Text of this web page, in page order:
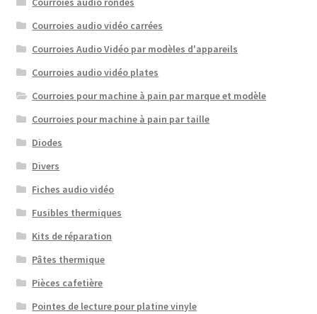
Courroies audio vidéo carrées
Courroies Audio Vidéo par modèles d'appareils
Courroies audio vidéo plates
Courroies pour machine à pain par marque et modèle
Courroies pour machine à pain par taille
Diodes
Divers
Fiches audio vidéo
Fusibles thermiques
Kits de réparation
Pâtes thermique
Pièces cafetière
Pointes de lecture pour platine vinyle